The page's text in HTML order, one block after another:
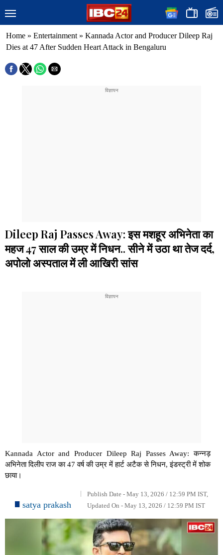
Home » Entertainment » Kannada Actor and Producer Dileep Raj
Dies at 47 After Sudden Heart Attack in Bengaluru
Dileep Raj Passes Away: इस मशहूर अभिनेता का
महज 47 साल की उम्र में निधन.. सीने में उठा था तेज दर्द,
अपोलो अस्पताल में ली आखिरी सांस
Kannada Actor and Producer Dileep Raj Passes Away: कन्नड़
अभिनेता दिलीप राज का 47 वर्ष की उम्र में हार्ट अटैक से निधन, इंडस्ट्री में शोक
छाया।
satya prakash
Publish Date - May 13, 2026 / 12:59 PM IST,
Updated On - May 13, 2026 / 12:59 PM IST